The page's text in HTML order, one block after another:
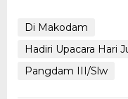
Di Makodam
Hadiri Upacara Hari
Pangdam III/Slw